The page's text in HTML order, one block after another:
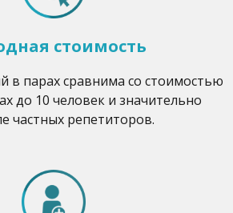
стоимость
в парах сравнима со стоимостью
до 10 человек и значительно
частных репетиторов.